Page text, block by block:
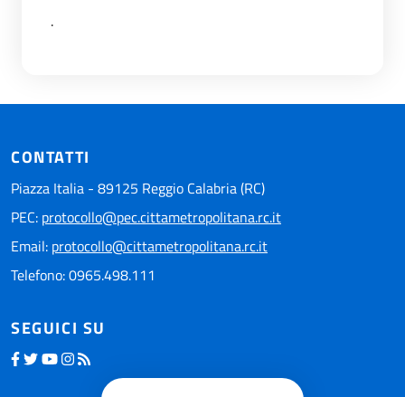
.
CONTATTI
Piazza Italia - 89125 Reggio Calabria (RC)
PEC: protocollo@pec.cittametropolitana.rc.it
Email: protocollo@cittametropolitana.rc.it
Telefono: 0965.498.111
SEGUICI SU